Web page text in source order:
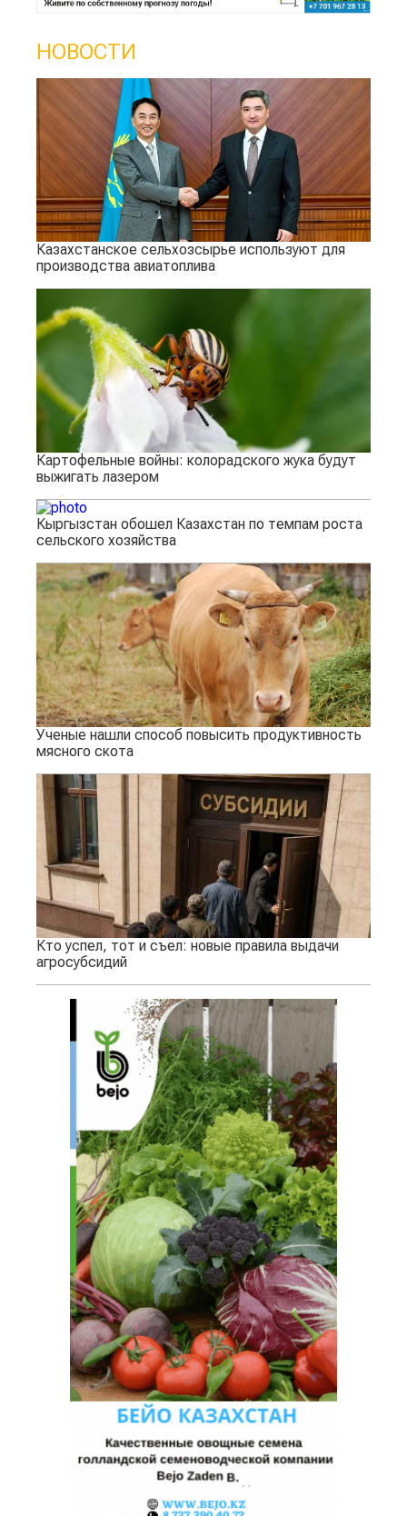
НОВОСТИ
Казахстанское сельхозсырье используют для
производства авиатоплива
Картофельные войны: колорадского жука будут
выжигать лазером
Кыргызстан обошел Казахстан по темпам роста
сельского хозяйства
Ученые нашли способ повысить продуктивность
мясного скота
Кто успел, тот и съел: новые правила выдачи
агросубсидий